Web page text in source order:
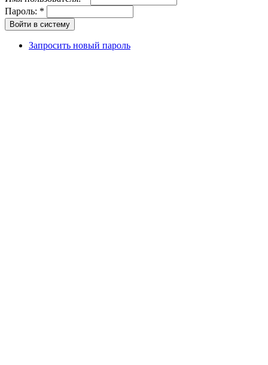
Пароль: *
Запросить новый пароль